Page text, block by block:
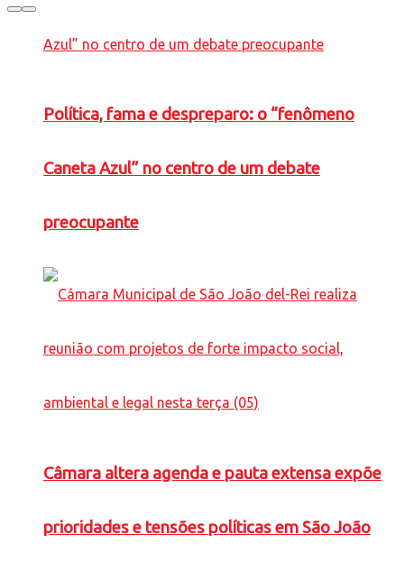
Política, fama e despreparo: o “fenômeno
Caneta Azul” no centro de um debate
preocupante
Câmara altera agenda e pauta extensa expõe
prioridades e tensões políticas em São João